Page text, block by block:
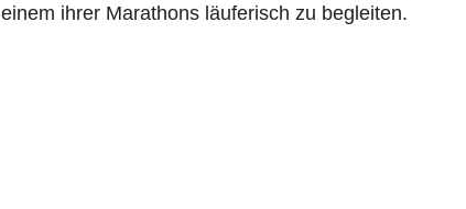
einem ihrer Marathons läuferisch zu begleiten.